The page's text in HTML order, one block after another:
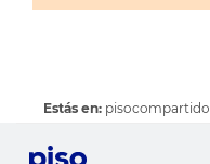
Estás en: pisocompartido